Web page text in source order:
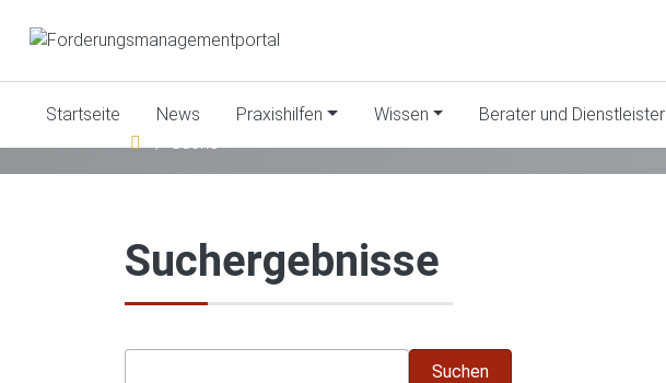
Startseite News Praxishilfen Wissen Berater und Dienstleister
Suche
Suchergebnisse
Suchen